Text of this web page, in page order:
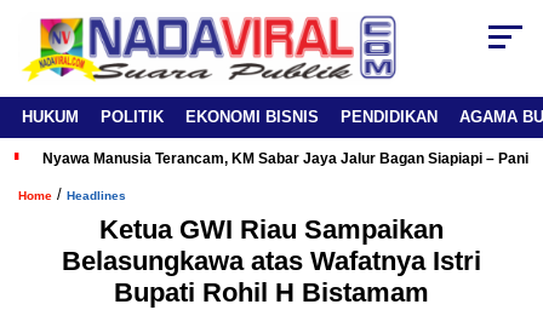
HUKUM POLITIK EKONOMI BISNIS PENDIDIKAN AGAMA
Nyawa Manusia Terancam, KM Sabar Jaya Jalur Bagan Siapiapi –
Home / Headlines
Ketua GWI Riau Sampaikan
Belasungkawa atas Wafatnya Istri
Bupati Rohil H Bistamam